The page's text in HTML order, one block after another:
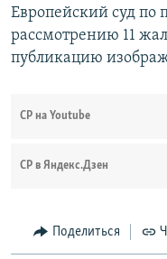
Европейский суд по
рассмотрению 11
публикацию
СР на Youtube
СР в Яндекс.Дзен
Поделиться